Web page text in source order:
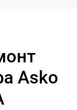
Asko